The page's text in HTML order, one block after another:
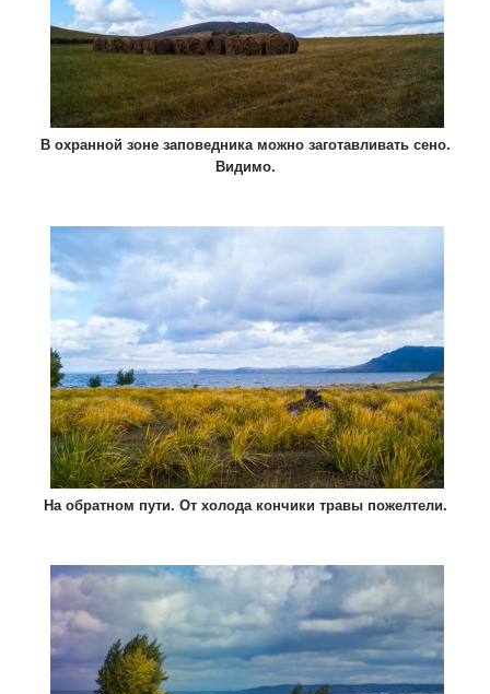
В охранной зоне заповедника можно заготавливать сено.
Видимо.
На обратном пути. От холода кончики травы пожелтели.